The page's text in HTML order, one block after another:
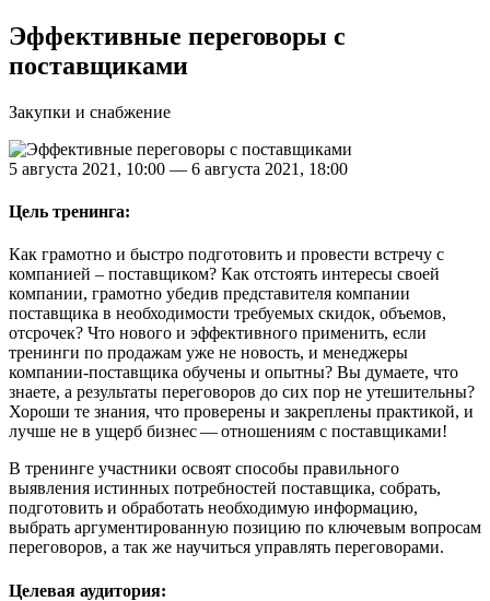
Эффективные переговоры с
поставщиками
Закупки и снабжение
5 августа 2021, 10:00 — 6 августа 2021, 18:00
Цель тренинга:
Как грамотно и быстро подготовить и провести встречу с
компанией – поставщиком? Как отстоять интересы своей
компании, грамотно убедив представителя компании
поставщика в необходимости требуемых скидок, объемов,
отсрочек? Что нового и эффективного применить, если
тренинги по продажам уже не новость, и менеджеры
компании-поставщика обучены и опытны? Вы думаете, что
знаете, а результаты переговоров до сих пор не утешительны?
Хороши те знания, что проверены и закреплены практикой, и
лучше не в ущерб бизнес — отношениям с поставщиками!
В тренинге участники освоят способы правильного
выявления истинных потребностей поставщика, собрать,
подготовить и обработать необходимую информацию,
выбрать аргументированную позицию по ключевым вопросам
переговоров, а так же научиться управлять переговорами.
Целевая аудитория: